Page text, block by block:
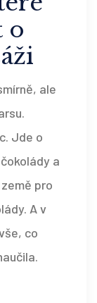
o
ale
Jde o
a
pro
A v
co